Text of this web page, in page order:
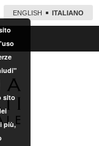
ENGLISH ITALIANO
sito
più,